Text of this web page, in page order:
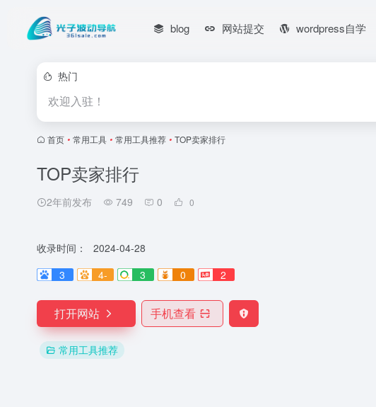
blog 网站提交 wordpress自学
热门
欢迎入驻！
首页 • 常用工具 • 常用工具推荐 • TOP卖家排行
TOP卖家排行
2年前发布 749 0 0
收录时间：
2024-04-28
3
4- 3 0 2
打开网站 手机查看
常用工具推荐